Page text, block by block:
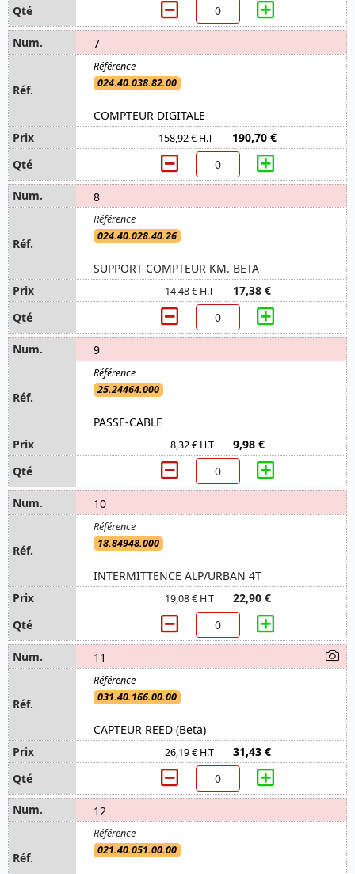
7
024.40.038.82.00
COMPTEUR DIGITALE
158,92 € H.T 190,70 €
8
024.40.028.40.26
SUPPORT COMPTEUR KM. BETA
14,48 € H.T 17,38 €
9
25.24464.000
PASSE-CABLE
8,32 € H.T 9,98 €
10
18.84948.000
INTERMITTENCE ALP/URBAN 4T
19,08 € H.T 22,90 €
11
031.40.166.00.00
CAPTEUR REED (Beta)
26,19 € H.T 31,43 €
12
021.40.051.00.00